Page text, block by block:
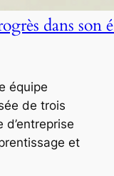
dans son
équipe
de trois
et